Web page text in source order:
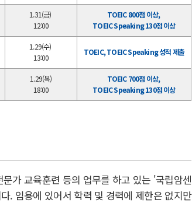
1.31(금)
12:00
TOEIC 800점 이상,
TOEIC Speaking 130점 이상
1.29(수)
13:00
TOEIC, TOEIC Speaking 성적 제출
1.29(목)
18:00
TOEIC 700점 이상,
TOEIC Speaking 130점 이상
가 교육훈련 등의 업무를 하고 있는 '국립암센
. 임용에 있어서 학력 및 경력에 제한은 없지만